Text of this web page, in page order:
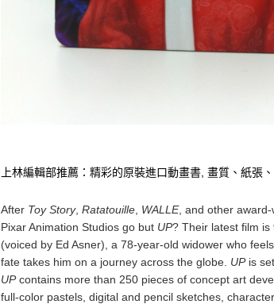
上林編輯部推薦：精彩的原裝進口動畫書, 畫質、紙張
After Toy Story, Ratatouille WALLE, and other
Pixar Animation Studios go but UP? Their latest film
(voiced by Ed Asner), a 78-year-old widower who
fate takes him on a journey across the globe. UPis
UPcontains more than 250 pieces of concept art
full-color pastels, digital and pencil sketches,